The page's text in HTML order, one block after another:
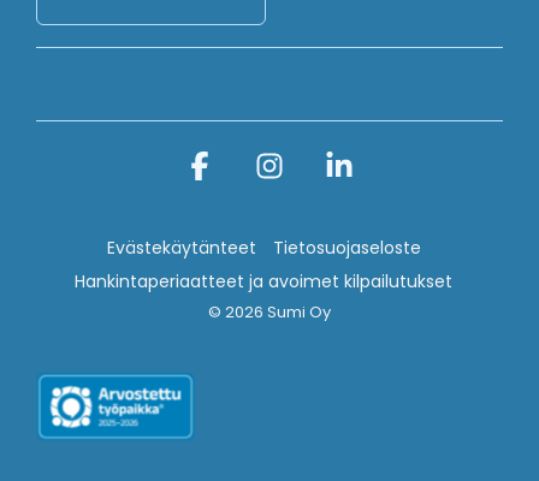
Evästekäytänteet
Tietosuojaseloste
Hankintaperiaatteet ja avoimet kilpailutukset
© 2026 Sumi Oy
FacebookInstagram